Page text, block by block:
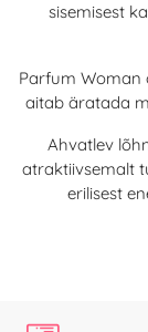
sisemisest
Parfum Woman
aitab äratada
Ahvatlev
atraktiivsemalt
erilisest